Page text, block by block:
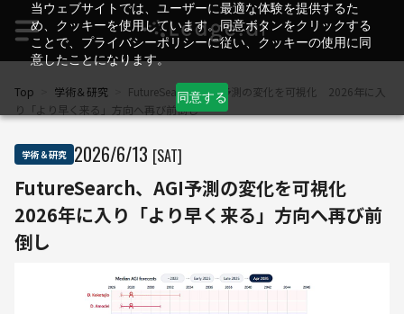
当ウェブサイトでは、ユーザーに最適な体験を提供するた
め、クッキーを使用しています。同意ボタンをクリックする
ことで、プライバシーポリシーに従い、クッキーの使用に同
意したことになります。
同意する
Top 学術＆研究
FutureSearch、AGI予測の変化を可視化 2026年に入
り「より早く来る」方向へ再び前倒し
学術＆研究 2026/6/13 [SAT]
FutureSearch、AGI予測の変化を可視化
2026年に入り「より早く来る」方向へ再び前
倒し